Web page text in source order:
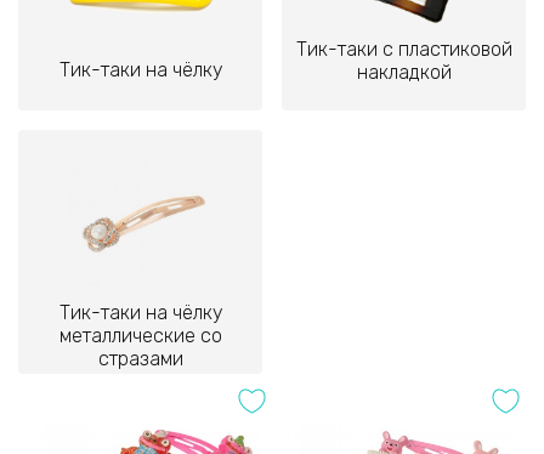
Тик-таки на чёлку
Тик-таки с пластиковой
накладкой
Тик-таки на чёлку
металлические со
стразами